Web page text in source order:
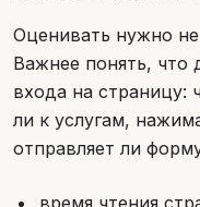
Оценивать нужно
Важнее понять, что
входа на страницу:
ли к услугам,
отправляет ли
время чтения